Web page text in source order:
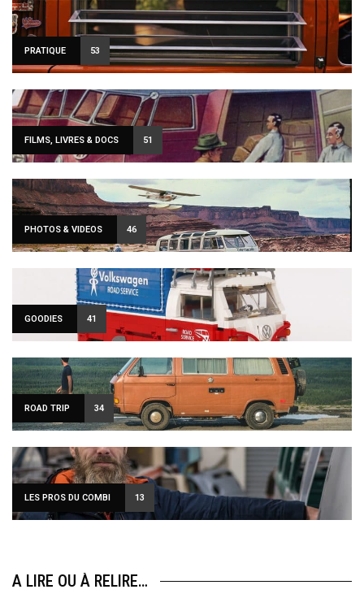
PRATIQUE 53
FILMS, LIVRES & DOCS 51
PHOTOS & VIDEOS 46
GOODIES 41
ROAD TRIP 34
LES PROS DU COMBI 13
A LIRE OU À RELIRE…